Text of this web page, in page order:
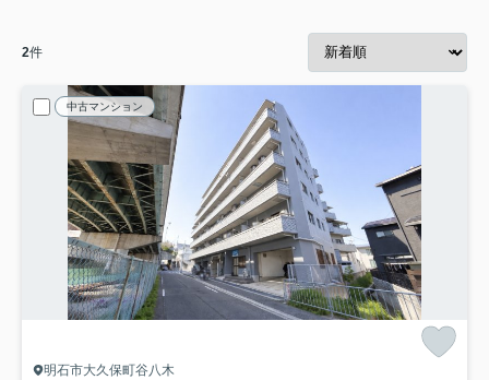
2件
中古マンション
明石市大久保町谷八木